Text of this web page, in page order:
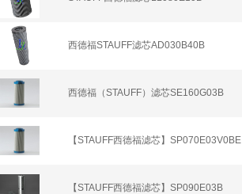
西德福STAUFF滤芯AD030B40B
西德福（STAUFF）滤芯SE160G03B
【STAUFF西德福滤芯】SP070E03V0BE
【STAUFF西德福滤芯】SP090E03B